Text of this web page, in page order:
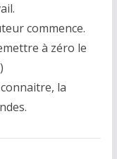
commence.
à zéro le
la